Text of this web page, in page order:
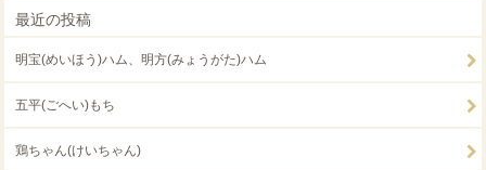
最近の投稿
明宝(めいほう)ハム、明方(みょうがた)ハム
五平(ごへい)もち
鶏ちゃん(けいちゃん)